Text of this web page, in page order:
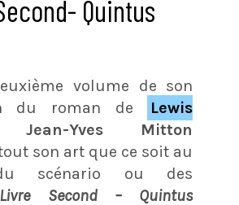
Quintus
volume de son
du roman de
Lewis
Jean-Yves Mitton
son art que ce soit au
scénario ou des
Livre Second – Quintus